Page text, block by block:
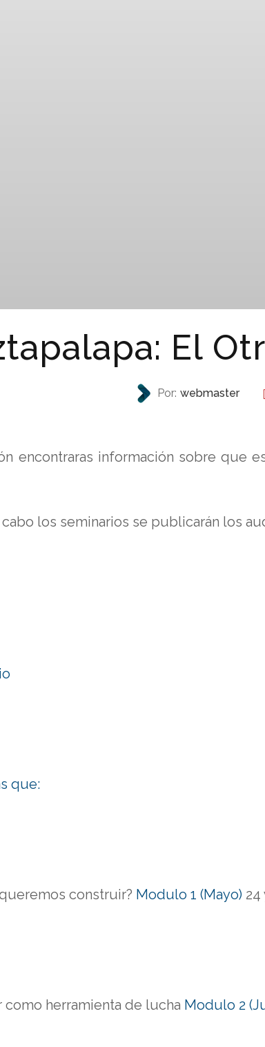
El
Por: webmaster
encontraras información sobre que
los seminarios se publicarán los
que:
construir? Modulo 1 (Mayo) 24
como herramienta de lucha Modulo 2